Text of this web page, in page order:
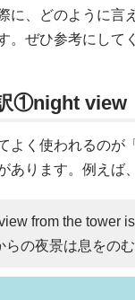
に、どのように
。ぜひ参考にして
訳①night view
よく使われるの
あります。例えば
from the tower
らの夜景は息をの